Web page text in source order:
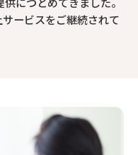
ービスをご継続されて